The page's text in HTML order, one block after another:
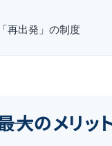
再出発」の制度
大のメリッ